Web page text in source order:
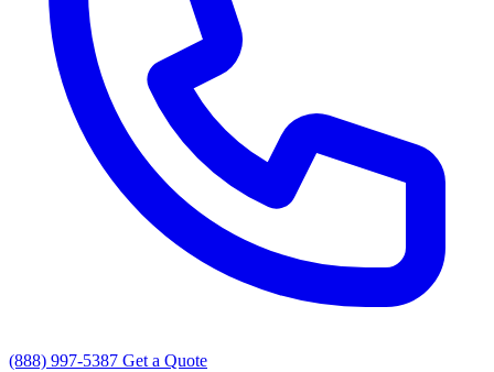
(888) 997-5387 Get a Quote